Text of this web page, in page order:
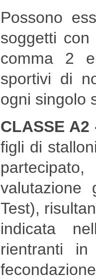
Possono
soggetti
comma 2
sportivi di
ogni singolo
CLASSE
figli di
valutazione
Test),
indicata
rientranti